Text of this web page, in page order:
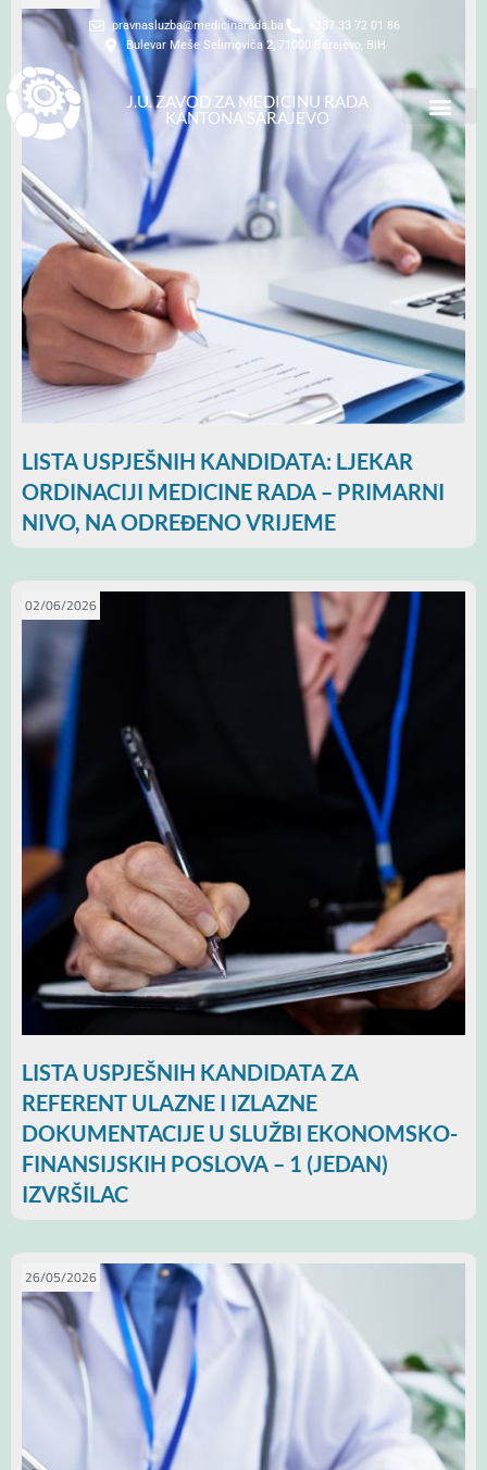
pravnasluzba@medicinarada.ba
+387 33 72 01 86
Bulevar Meše Selimovića 2, 71000 Sarajevo, BiH
J.U. ZAVOD ZA MEDICINU RADA
KANTONA SARAJEVO
LISTA USPJEŠNIH KANDIDATA: LJEKAR
ORDINACIJI MEDICINE RADA – PRIMARNI
NIVO, NA ODREĐENO VRIJEME
02/06/2026
LISTA USPJEŠNIH KANDIDATA ZA
REFERENT ULAZNE I IZLAZNE
DOKUMENTACIJE U SLUŽBI EKONOMSKO-
FINANSIJSKIH POSLOVA – 1 (JEDAN)
IZVRŠILAC
26/05/2026